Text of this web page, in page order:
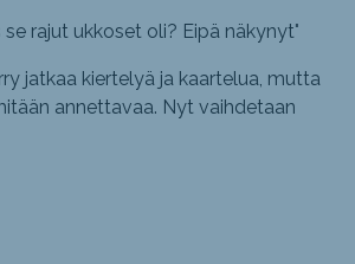
se rajut ukkoset oli? Eipä näkynyt"
jatkaa kiertelyä ja kaartelua, mutta
annettavaa. Nyt vaihdetaan